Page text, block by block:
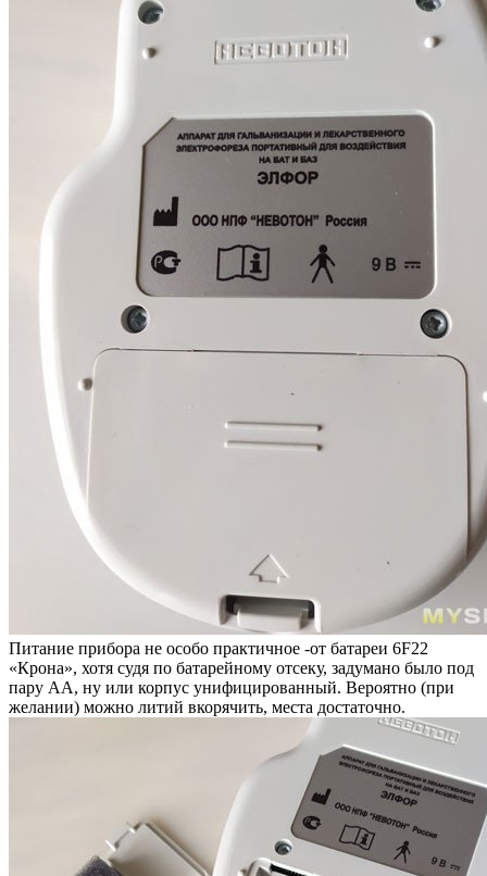
Питание прибора не особо практичное -от батареи 6F22
«Крона», хотя судя по батарейному отсеку, задумано было под
пару АА, ну или корпус унифицированный. Вероятно (при
желании) можно литий вкорячить, места достаточно.